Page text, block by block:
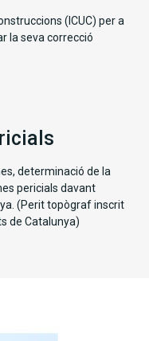
(ICUC) per a
la seva correcció
determinació de la
pericials davant
(Perit topògraf inscrit
de Catalunya)